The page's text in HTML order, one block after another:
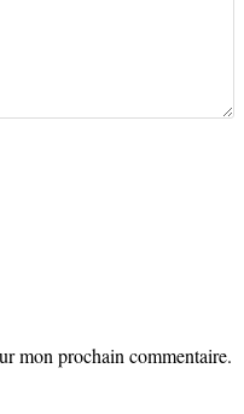
mon prochain commentaire.